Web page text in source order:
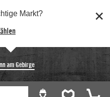
Markt?
am Gebirge